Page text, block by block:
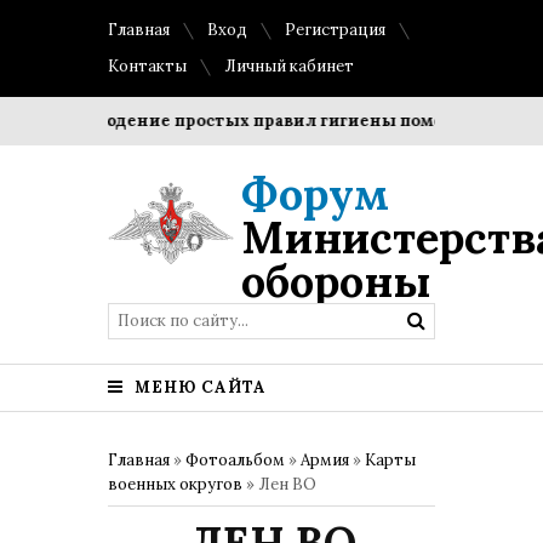
Главная Вход
Регистрация
Контакты
Личный кабинет
Соблюдение простых правил гигиены помогает
Форум
обороны
МЕНЮ САЙТА
Главная »Фотоальбом »Армия » Карты
военных округов » Лен ВО